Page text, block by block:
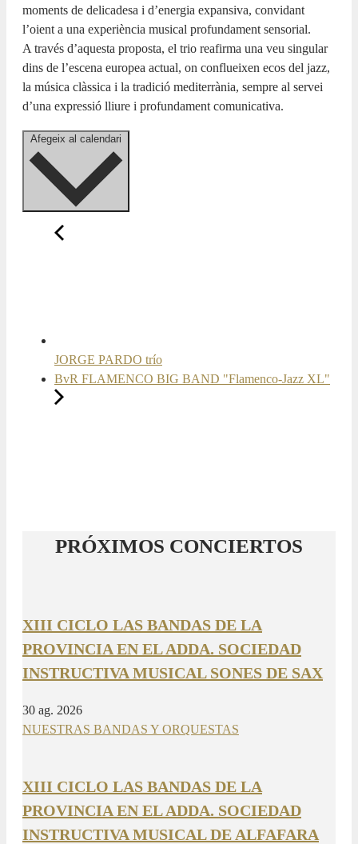
moments de delicadesa i d’energia expansiva, convidant
l’oient a una experiència musical profundament sensorial.
A través d’aquesta proposta, el trio reafirma una veu singular
dins de l’escena europea actual, on conflueixen ecos del jazz,
la música clàssica i la tradició mediterrània, sempre al servei
d’una expressió lliure i profundament comunicativa.
JORGE PARDO trío
BvR FLAMENCO BIG BAND "Flamenco-Jazz XL"
PRÓXIMOS CONCIERTOS
XIII CICLO LAS BANDAS DE LA
PROVINCIA EN EL ADDA. SOCIEDAD
INSTRUCTIVA MUSICAL SONES DE SAX
30 ag. 2026
NUESTRAS BANDAS Y ORQUESTAS
XIII CICLO LAS BANDAS DE LA
PROVINCIA EN EL ADDA. SOCIEDAD
INSTRUCTIVA MUSICAL DE ALFAFARA